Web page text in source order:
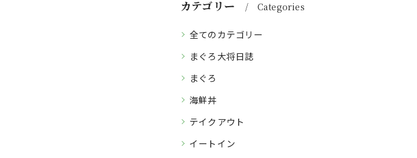
カテゴリー Categories
全てのカテゴリー
まぐろ大将日誌
まぐろ
海鮮丼
テイクアウト
イートイン